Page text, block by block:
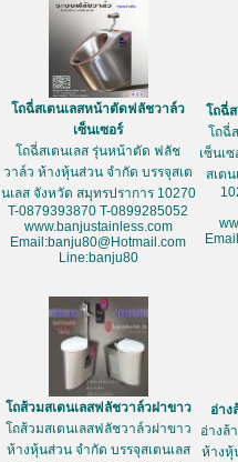
โถฉี่สเตนเลสหน้าตัดฟลัชวาล์ว
เซ็นเซอร์
โถฉี่สเตนเลส รุ่นหน้าตัด ฟลัช
วาล์ว ห้างหุ้นส่วน จำกัด บรรจุสเต
นเลส จังหวัด สมุทรปราการ 10270
T-0879393870 T-0899285052
www.banjustainless.com
Email:banju80@Hotmail.com
Line:banju80
โถฉี่
โถฉี่
เซ็นเ
สเต
โถส้วมสเตนเลสฟลัชวาล์วฝาขาว
โถส้วมสเตนเลสฟลัชวาล์วฝาขาว
ห้างหุ้นส่วน จำกัด บรรจุสเตนเลส
อ่าง
อ่างล้
ห้างหุ้